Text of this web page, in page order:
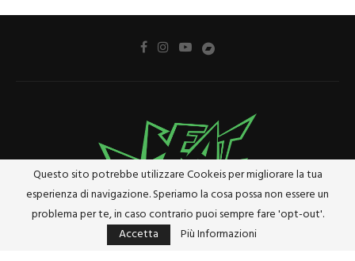
Cookie Policy
Questo sito potrebbe utilizzare Cookeis per migliorare la tua
esperienza di navigazione. Speriamo la cosa possa non essere un
problema per te, in caso contrario puoi sempre fare 'opt-out'.
Accetta
Più Informazioni